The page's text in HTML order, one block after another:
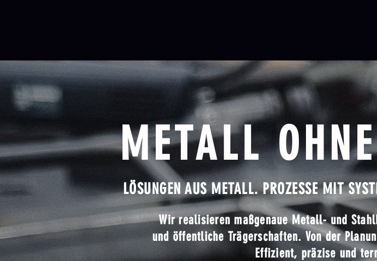
METALL
LÖSUNGEN AUS METALL. PROZESSE MIT
Wir realisieren maßgenaue Metall- und
und öffentliche Trägerschaften. Von der
Effizient, präzise und